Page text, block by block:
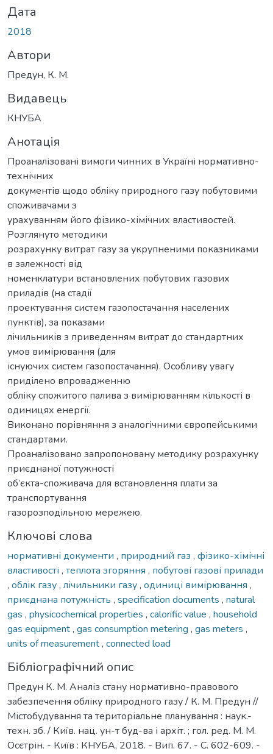
Дата
2018
Автори
Предун, К. М.
Видавець
КНУБА
Анотація
Проаналізовані вимоги чинних в Україні нормативно-
технічних
документів щодо обліку природного газу побутовими
споживачами з
урахуванням його фізико-хімічних властивостей.
Розглянуто методики
розрахунку витрат газу за укрупненими показниками
в залежності від
номенклатури встановлених побутових газових
приладів (на стадії
проектування систем газопостачання населених
пунктів), за показами
лічильників з приведенням витрат до стандартних
умов вимірювання (для
існуючих систем газопостачання). Особливу увагу
приділено впровадженню
обліку спожитого палива з вимірюванням кількості в
одиницях енергії.
Виконано порівняння з аналогічними європейськими
стандартами.
Проаналізовано запропоновану методику розрахунку
приєднаної потужності
об’єкта-споживача для встановлення плати за
транспортування
газорозподільною мережею.
Ключові слова
нормативні документи , природний газ , фізико-хімічні
властивості , теплота згоряння , побутові газові прилади
, облік газу, лічильники газу, одиниці вимірювання ,
приєднана потужність , specification documents , natural
gas , physicochemical properties , calorific value , household
gas equipment, gas consumption metering , gas meters ,
units of measurement, connected load
Бібліографічний опис
Предун К. М. Аналіз стану нормативно-правового
забезпечення обліку природного газу / К. М. Предун //
Містобудування та територіальне планування : наук.-
техн. зб. / Київ. нац. ун-т буд-ва і архіт. ; гол. ред. М. М.
Осєтрін. - Київ : КНУБА, 2018. - Вип. 67. - С. 602-609. -